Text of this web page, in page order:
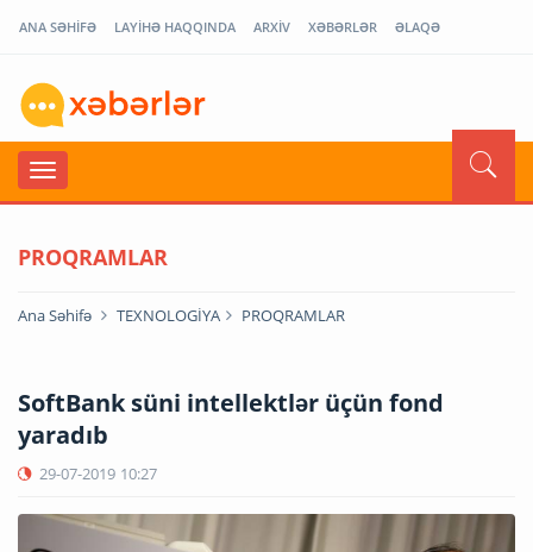
ANA SƏHİFƏ LAYİHƏ HAQQINDA ARXİV XƏBƏRLƏR ƏLAQƏ
PROQRAMLAR
Ana Səhifə TEXNOLOGİYA PROQRAMLAR
SoftBank süni intellektlər üçün fond
yaradıb
29-07-2019 10:27